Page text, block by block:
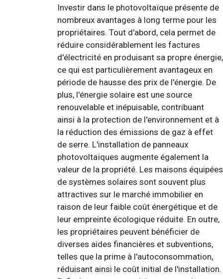
Investir dans le photovoltaïque présente de
nombreux avantages à long terme pour les
propriétaires. Tout d'abord, cela permet de
réduire considérablement les factures
d'électricité en produisant sa propre énergie,
ce qui est particulièrement avantageux en
période de hausse des prix de l'énergie. De
plus, l'énergie solaire est une source
renouvelable et inépuisable, contribuant
ainsi à la protection de l'environnement et à
la réduction des émissions de gaz à effet
de serre. L'installation de panneaux
photovoltaïques augmente également la
valeur de la propriété. Les maisons équipées
de systèmes solaires sont souvent plus
attractives sur le marché immobilier en
raison de leur faible coût énergétique et de
leur empreinte écologique réduite. En outre,
les propriétaires peuvent bénéficier de
diverses aides financières et subventions,
telles que la prime à l'autoconsommation,
réduisant ainsi le coût initial de l'installation.